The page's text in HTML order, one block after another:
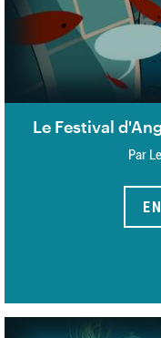
Le Festival
Par